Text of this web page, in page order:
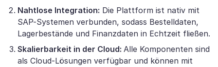
Nahtlose Integration: Die Plattform ist nativ mit
SAP-Systemen verbunden, sodass Bestelldaten,
Lagerbestände und Finanzdaten in Echtzeit fließen.
Skalierbarkeit in der Cloud: Alle Komponenten sind
als Cloud-Lösungen verfügbar und können mit